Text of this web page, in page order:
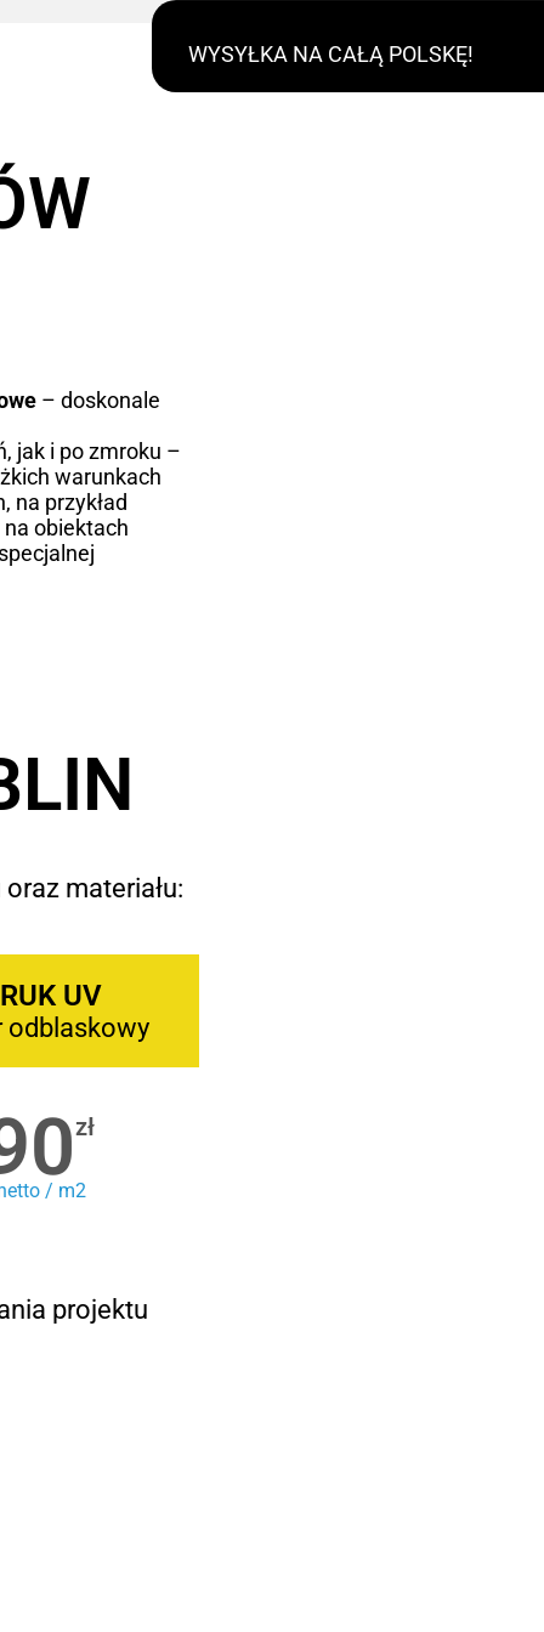
WYSYŁKA NA CAŁĄ POLSKĘ!
– doskonale
jak i po zmroku –
warunkach
na przykład
na obiektach
materiału:
UV
odblaskowy
zł
/ m2
projektu